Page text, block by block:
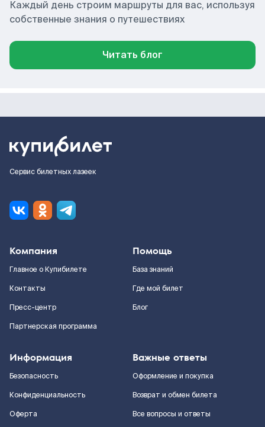
Каждый день строим маршруты для вас, используя
собственные знания о путешествиях
Читать блог
Сервис билетных лазеек
Компания
Главное о Купибилете
Контакты
Пресс-центр
Партнерская программа
Помощь
База знаний
Где мой билет
Блог
Информация
Безопасность
Конфиденциальность
Оферта
Важные ответы
Оформление и покупка
Возврат и обмен билета
Все вопросы и ответы